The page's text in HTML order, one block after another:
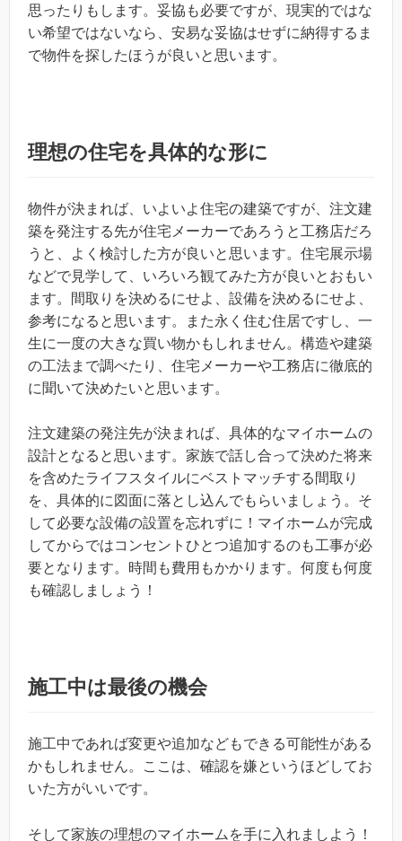
思ったりもします。妥協も必要ですが、現実的ではな
い希望ではないなら、安易な妥協はせずに納得するま
で物件を探したほうが良いと思います。
理想の住宅を具体的な形に
物件が決まれば、いよいよ住宅の建築ですが、注文建
築を発注する先が住宅メーカーであろうと工務店だろ
うと、よく検討した方が良いと思います。住宅展示場
などで見学して、いろいろ観てみた方が良いとおもい
ます。間取りを決めるにせよ、設備を決めるにせよ、
参考になると思います。また永く住む住居ですし、一
生に一度の大きな買い物かもしれません。構造や建築
の工法まで調べたり、住宅メーカーや工務店に徹底的
に聞いて決めたいと思います。
注文建築の発注先が決まれば、具体的なマイホームの
設計となると思います。家族で話し合って決めた将来
を含めたライフスタイルにベストマッチする間取り
を、具体的に図面に落とし込んでもらいましょう。そ
して必要な設備の設置を忘れずに！マイホームが完成
してからではコンセントひとつ追加するのも工事が必
要となります。時間も費用もかかります。何度も何度
も確認しましょう！
施工中は最後の機会
施工中であれば変更や追加などもできる可能性がある
かもしれません。ここは、確認を嫌というほどしてお
いた方がいいです。
そして家族の理想のマイホームを手に入れましよう！